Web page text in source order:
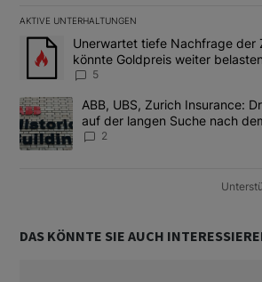
AKTIVE UNTERHALTUNGEN
Das Folgende ist eine Liste der am
Ein Trendartikel mit dem Titel
Unerwartet tiefe Nachfrage der
könnte Goldpreis weiter belasten
5
Ein Trendartikel mit dem Titel "ABB,
ABB, UBS, Zurich Insurance:
auf der langen Suche nach
2
DAS KÖNNTE SIE AUCH